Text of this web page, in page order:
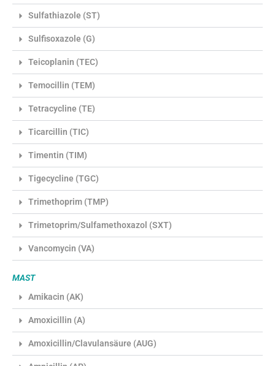
Sulfathiazole (ST)
Sulfisoxazole (G)
Teicoplanin (TEC)
Temocillin (TEM)
Tetracycline (TE)
Ticarcillin (TIC)
Timentin (TIM)
Tigecycline (TGC)
Trimethoprim (TMP)
Trimetoprim/Sulfamethoxazol (SXT)
Vancomycin (VA)
MAST
Amikacin (AK)
Amoxicillin (A)
Amoxicillin/Clavulansäure (AUG)